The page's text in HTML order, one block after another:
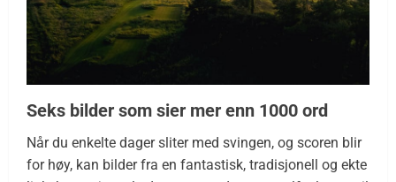
Seks bilder som sier mer enn 1000 ord
Når du enkelte dager sliter med svingen, og scoren blir
for høy, kan bilder fra en fantastisk, tradisjonell og ekte